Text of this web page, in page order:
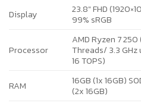
Display
23.8″ FHD
99% sRGB
Processor
AMD Ryzen 7
Threads/ 3.3 GHz
16 TOPS)
RAM
16GB (1x 16GB)
(2x 16GB)